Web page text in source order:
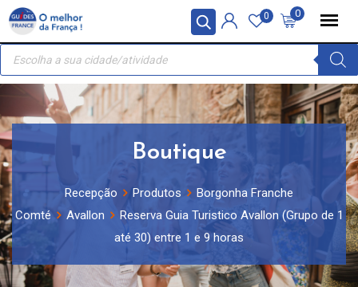
Painel de Gerenciamento de Cookies
Skip
content
0
0
Recherche
produits
Boutique
Recepção Produtos
Borgonha Franche
Comté
Avallon
Reserva Guia Turistico Avallon (Grupo de 1
até 30) entre 1 e 9 horas